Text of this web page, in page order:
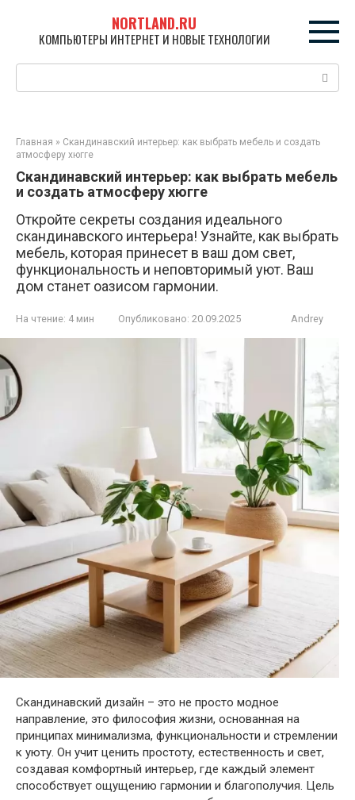
контенту
NORTLAND.RU
КОМПЬЮТЕРЫ ИНТЕРНЕТ И НОВЫЕ ТЕХНОЛОГИИ
Главная » Скандинавский интерьер: как выбрать мебель и создать
атмосферу хюгге
Скандинавский интерьер: как выбрать мебель
и создать атмосферу хюгге
Откройте секреты создания идеального
скандинавского интерьера! Узнайте, как выбрать
мебель, которая принесет в ваш дом свет,
функциональность и неповторимый уют. Ваш
дом станет оазисом гармонии.
На чтение: 4 мин Опубликовано: 20.09.2025 Andrey
Скандинавский дизайн – это не просто модное
направление, это философия жизни, основанная на
принципах минимализма, функциональности и стремлении
к уюту. Он учит ценить простоту, естественность и свет,
создавая комфортный интерьер, где каждый элемент
способствует ощущению гармонии и благополучия. Цель